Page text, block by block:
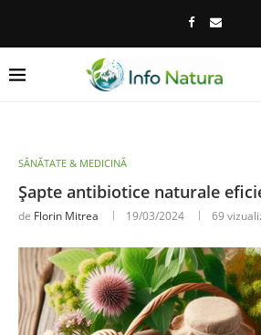
SĂNĂTATE & MEDICINĂ
Șapte antibiotice naturale
de Florin Mitrea 19/03/2024 69